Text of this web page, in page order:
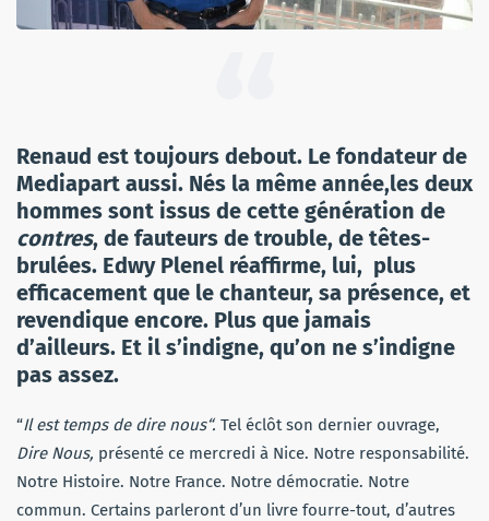
Renaud est toujours debout. Le fondateur de
Mediapart aussi. Nés la même année,les deux
hommes sont issus de cette génération de
contres, de fauteurs de trouble, de têtes-
brulées. Edwy Plenel réaffirme, lui, plus
efficacement que le chanteur, sa présence, et
revendique encore. Plus que jamais
d’ailleurs. Et il s’indigne, qu’on ne s’indigne
pas assez.
“Il est temps de dire nous“. Tel éclôt son dernier ouvrage,
Dire Nous, présenté ce mercredi à Nice. Notre responsabilité.
Notre Histoire. Notre France. Notre démocratie. Notre
commun. Certains parleront d’un livre fourre-tout, d’autres